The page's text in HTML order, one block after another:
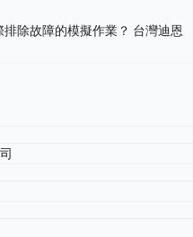
除故障的模擬作業？ 台灣迪恩